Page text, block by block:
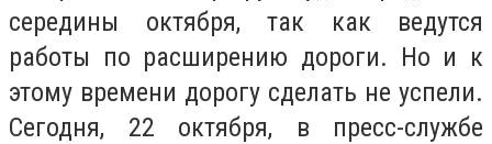
середины октября, так как ведутся
работы по расширению дороги. Но и к
этому времени дорогу сделать не успели.
Сегодня, 22 октября, в пресс-службе